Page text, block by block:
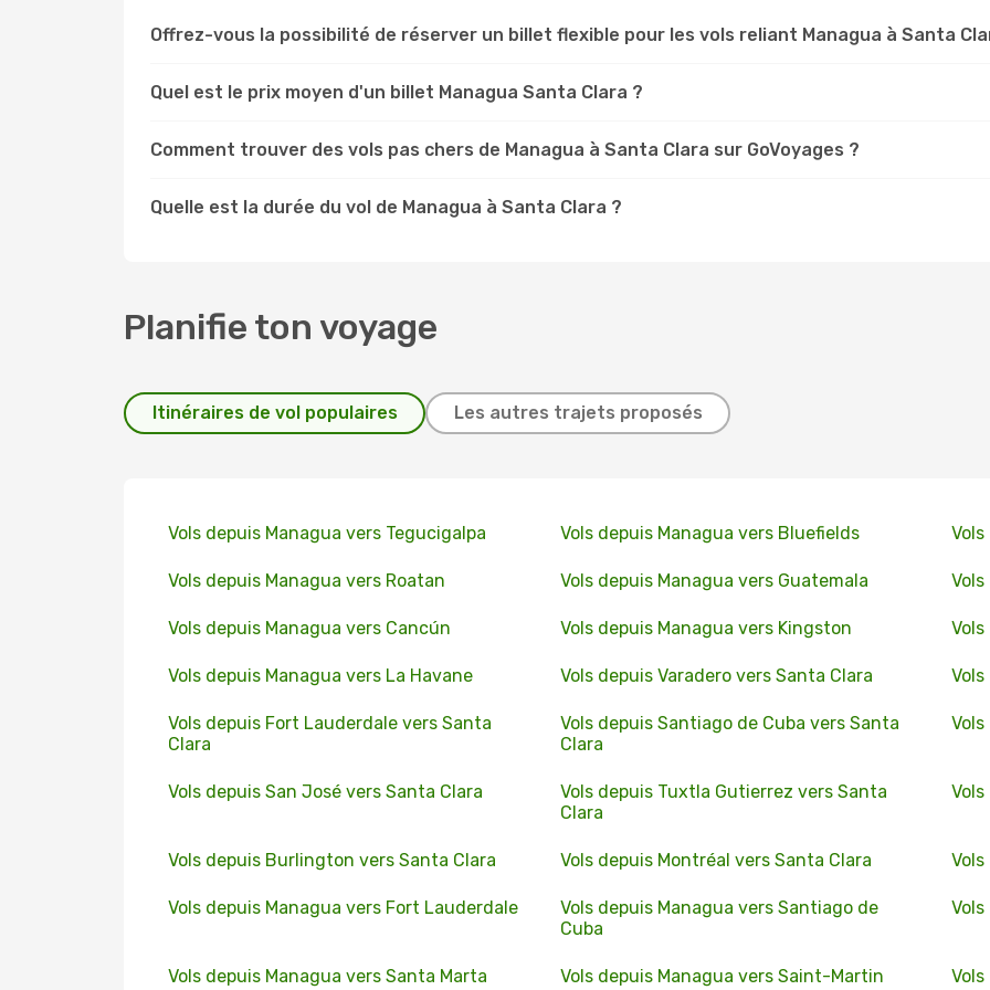
Offrez-vous la possibilité de réserver un billet flexible pour les vols reliant Managua à Santa
Quel est le prix moyen d'un billet Managua Santa Clara ?
Comment trouver des vols pas chers de Managua à Santa Clara sur GoVoyages ?
Quelle est la durée du vol de Managua à Santa Clara ?
Planifie ton voyage
Itinéraires de vol populaires Les autres trajets proposés
Vols depuis Managua vers Tegucigalpa Vols depuis Managua vers Bluefields
Vols depuis Managua vers Roatan Vols depuis Managua vers Guatemala
Vols depuis Managua vers Cancún Vols depuis Managua vers Kingston
Vols depuis Managua vers La Havane Vols depuis Varadero vers Santa Clara
Vols depuis Fort Lauderdale vers Santa
Clara
Vols depuis Santiago de Cuba vers Santa
Clara
Vols depuis San José vers Santa Clara
Vols depuis Tuxtla Gutierrez vers Santa
Clara
Vols depuis Burlington vers Santa Clara Vols depuis Montréal vers Santa Clara
Vols depuis Managua vers Fort Lauderdale
Vols depuis Managua vers Santiago de
Cuba
Vols depuis Managua vers Santa Marta Vols depuis Managua vers Saint-Martin